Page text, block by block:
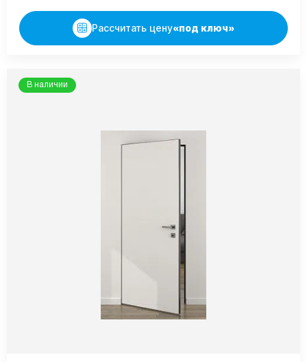
Рассчитать цену«под ключ»
В наличии